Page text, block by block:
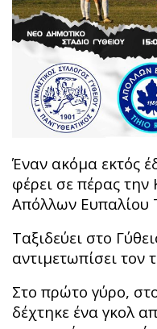
Έναν ακόμα εκτός
φέρει σε πέρας
Απόλλων Ευπαλίου
Ταξιδεύει στο
αντιμετωπίσει τον
Στο πρώτο γύρο,
δέχτηκε ένα γκολ